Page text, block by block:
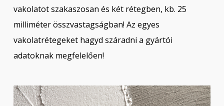
vakolatot szakaszosan és két rétegben, kb. 25
milliméter összvastagságban! Az egyes
vakolatrétegeket hagyd száradni a gyártói
adatoknak megfelelően!